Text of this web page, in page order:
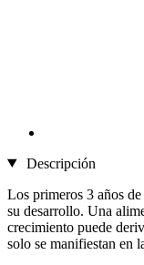
Descripción
Los primeros 3 años
su desarrollo. Una
crecimiento puede
solo se manifiestan en